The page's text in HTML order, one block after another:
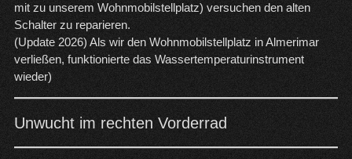
mit zu unserem Wohnmobilstellplatz) versuchen den alten
Schalter zu reparieren.
(Update 2026) Als wir den Wohnmobilstellplatz in Almerimar
verließen, funktionierte das Wassertemperaturinstrument
wieder)
Unwucht im rechten Vorderrad